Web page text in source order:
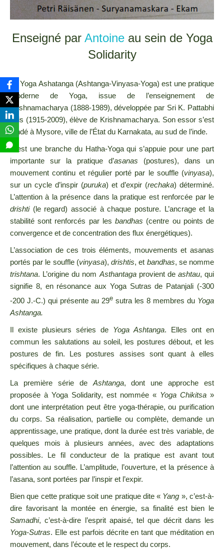
Enseigné par Antoine au sein de Yoga
Solidarity
Le Yoga Ashatanga (Ashtanga-Vinyasa-Yoga) est une pratique
moderne de Yoga, issue de l’enseignement de
Krishnamacharya (1888-1989), développée par Sri K. Pattabhi
Jois (1915-2009), élève de Krishnamacharya. Son essor s’est
fondé à Mysore, ville de l’État du Karnakata, au sud de l’inde.
C’est une branche du Hatha-Yoga qui s’appuie pour une part
importante sur la pratique d’asanas (postures), dans un
mouvement continu et régulier porté par le souffle (vinyasa),
sur un cycle d’inspir (puruka) et d’expir (rechaka) déterminé.
L’attention à la présence dans la pratique est renforcée par le
drishti(le regard) associé à chaque posture. L’ancrage et la
stabilité sont renforcés par lesbandhas (centre ou points de
convergence et de concentration des flux énergétiques).
L’association de ces trois éléments, mouvements et asanas
portés par le souffle (vinyasa),drishtis, et bandhas, se nomme
trishtana. L’origine du nom Asthantagaprovient de ashtau, qui
signifie 8, en résonance aux Yoga Sutras de Patanjali (-300
-200 J.-C.) qui présente au 29e sutra les 8 membres du Yoga
Ashtanga.
Il existe plusieurs séries de Yoga Ashtanga. Elles ont en
commun les salutations au soleil, les postures débout, et les
postures de fin. Les postures assises sont quant à elles
spécifiques à chaque série.
La première série de Ashtanga, dont une approche est
proposée à Yoga Solidarity, est nommée « Yoga Chikitsa »
dont une interprétation peut être yoga-thérapie, ou purification
du corps. Sa réalisation, partielle ou complète, demande un
apprentissage, une pratique, dont la durée est très variable, de
quelques mois à plusieurs années, avec des adaptations
possibles. Le fil conducteur de la pratique est avant tout
l’attention au souffle. L’amplitude, l’ouverture, et la présence à
l’asana, sont portées par l’inspir et l’expir.
Bien que cette pratique soit une pratique dite « Yang », c’est-à-
dire favorisant la montée en énergie, sa finalité est bien le
Samadhi, c’est-à-dire l’esprit apaisé, tel que décrit dans les
Yoga-Sutras. Elle est parfois décrite en tant que méditation en
mouvement, dans l’écoute et le respect du corps.